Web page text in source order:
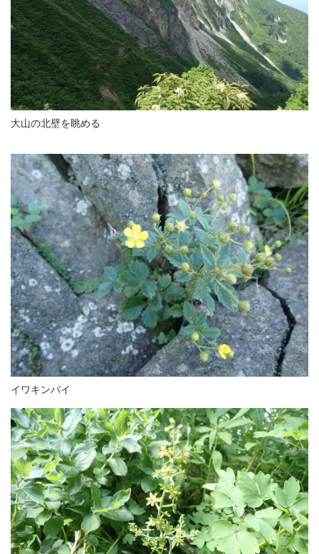
大山の北壁を眺める
イワキンバイ